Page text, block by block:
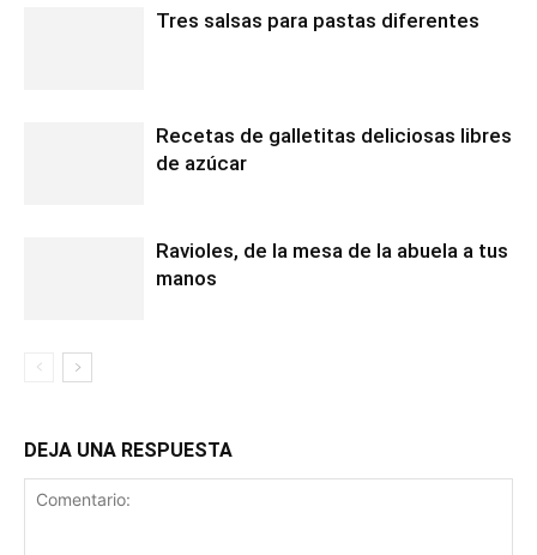
Tres salsas para pastas diferentes
Recetas de galletitas deliciosas libres
de azúcar
Ravioles, de la mesa de la abuela a tus
manos
DEJA UNA RESPUESTA